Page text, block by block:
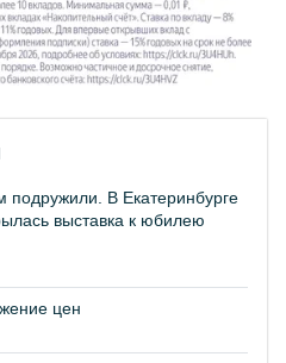
подружили. В Екатеринбурге
выставка к юбилею
цен